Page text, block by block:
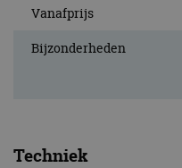
Vanafprijs
Bijzonderheden
Techniek